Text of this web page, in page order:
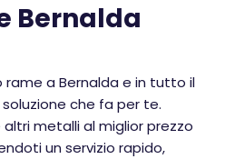
Bernalda
rame a Bernalda e in tutto il
che fa per te.
metalli al miglior prezzo
un servizio rapido,